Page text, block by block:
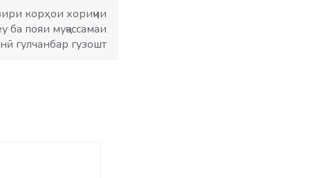
корҳои хориҷии
ба пояи муҷассамаи
гулчанбар гузошт